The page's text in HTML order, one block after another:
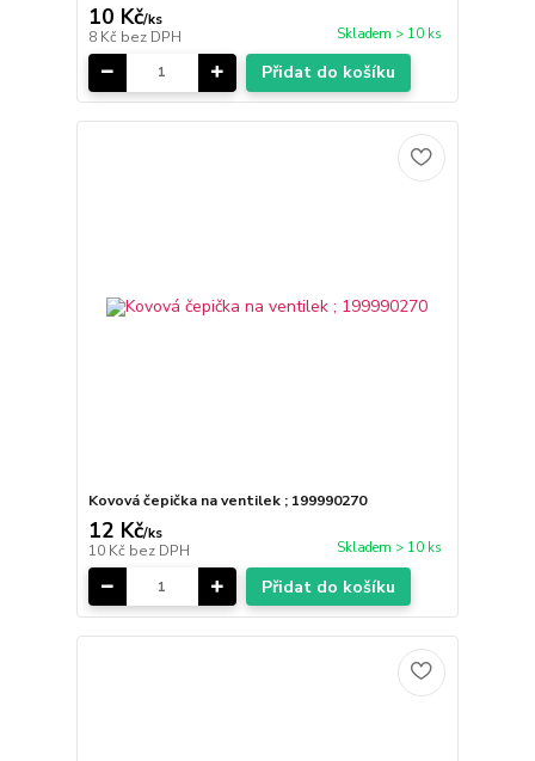
10 Kč/ks
8 Kč bez DPH Skladem > 10 ks
Přidat do košíku
Kovová čepička na ventilek ; 199990270
12 Kč/ks
10 Kč bez DPH Skladem > 10 ks
Přidat do košíku